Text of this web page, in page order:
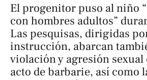
El progenitor puso al niño
con hombres adultos”
Las pesquisas, dirigidas
instrucción, abarcan
violación y agresión
acto de barbarie, así como